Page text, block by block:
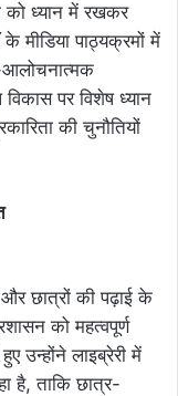
को ध्यान में रखकर
मीडिया पाठ्यक्रमों में
आलोचनात्मक
पर विशेष ध्यान
की चुनौतियों
छात्रों की पढ़ाई के
को महत्वपूर्ण
उन्होंने लाइब्रेरी में
है, ताकि छात्र-